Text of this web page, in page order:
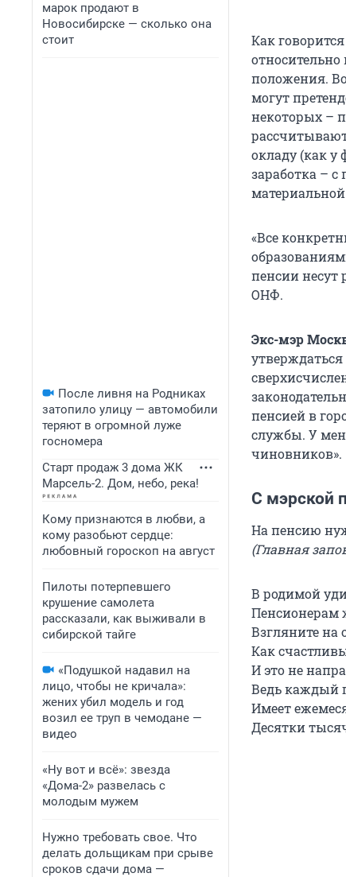
марок продают в
Новосибирске — сколько она
стоит
После ливня на Родниках
затопило улицу — автомобили
теряют в огромной луже
госномера
Старт продаж 3 дома ЖК
Марсель-2. Дом, небо, река!
Кому признаются в любви, а
кому разобьют сердце:
любовный гороскоп на август
Пилоты потерпевшего
крушение самолета
рассказали, как выживали в
сибирской тайге
«Подушкой надавил на
лицо, чтобы не кричала»:
жених убил модель и год
возил ее труп в чемодане —
видео
«Ну вот и всё»: звезда
«Дома-2» развелась с
молодым мужем
Нужно требовать свое. Что
делать дольщикам при срыве
сроков сдачи дома —
Как
положения.
могут
некоторых –
окладу (как у
заработка –
«Все
пенсии
ОНФ.
Экс-мэр
утверждаться
пенсией в
службы. У
чиновников».
С мэрской
На пенсию
(Главная
В родимой
Пенсионерам
Взгляните
Как
И это не
Ведь каждый
Имеет
Десятки